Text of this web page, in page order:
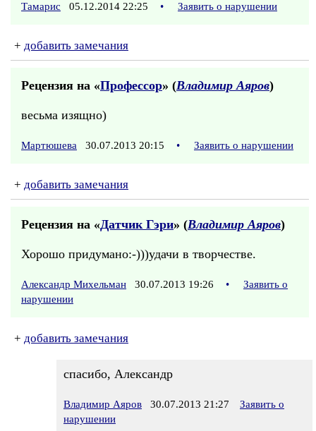
Тамарис 05.12.2014 22:25 • Заявить о нарушении
+ добавить замечания
Рецензия на «Профессор» (Владимир Аяров)
весьма изящно)
Мартюшева 30.07.2013 20:15 • Заявить о нарушении
+ добавить замечания
Рецензия на «Датчик Гэри» (Владимир Аяров)
Хорошо придумано:-)))удачи в творчестве.
Александр Михельман 30.07.2013 19:26 •
Заявить о
нарушении
+ добавить замечания
спасибо, Александр
Владимир Аяров 30.07.2013 21:27
Заявить о
нарушении